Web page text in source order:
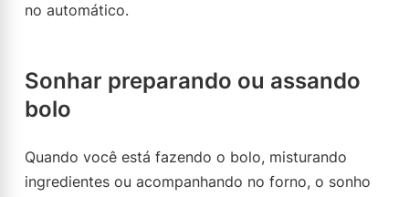
no automático.
Sonhar preparando ou assando
bolo
Quando você está fazendo o bolo, misturando
ingredientes ou acompanhando no forno, o sonho